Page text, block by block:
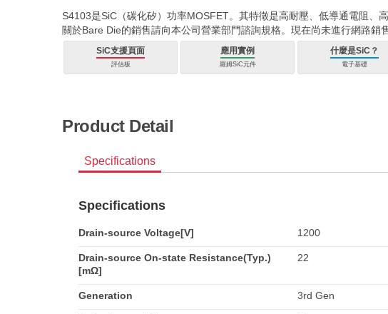
S4103是SiC（碳化矽）功率MOSFET。其特徵是高耐壓、低導通電阻、高
關於Bare Die的銷售請向本公司營業部門諮詢規格。現在尚未進行網路銷
SiC支援頁面
評估板
應用實例
羅姆SiC元件
什麼是SiC？
電子基礎
Product Detail
Specifications
Specifications
Drain-source Voltage[V] 1200
Drain-source On-state Resistance(Typ.)
[mΩ]
22
Generation 3rd Gen